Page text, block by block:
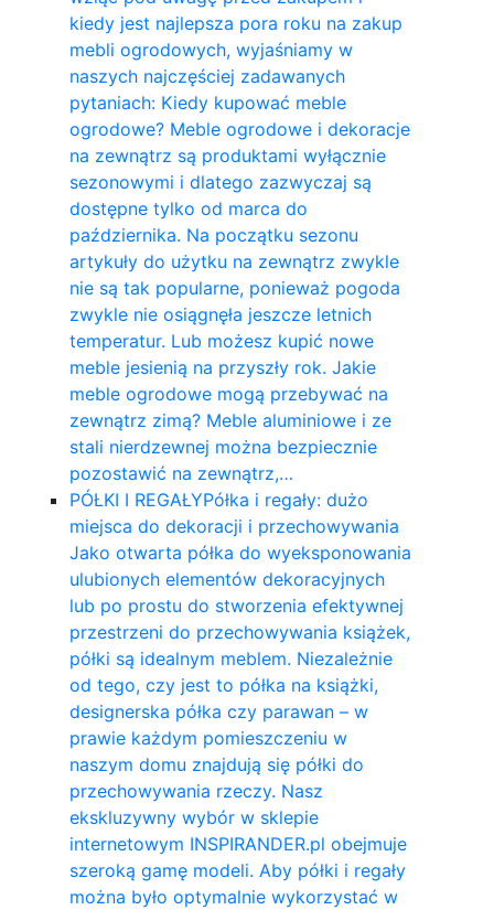
kiedy jest najlepsza pora roku na zakup
mebli ogrodowych, wyjaśniamy w
naszych najczęściej zadawanych
pytaniach: Kiedy kupować meble
ogrodowe? Meble ogrodowe i dekoracje
na zewnątrz są produktami wyłącznie
sezonowymi i dlatego zazwyczaj są
dostępne tylko od marca do
października. Na początku sezonu
artykuły do ​​użytku na zewnątrz zwykle
nie są tak popularne, ponieważ pogoda
zwykle nie osiągnęła jeszcze letnich
temperatur. Lub możesz kupić nowe
meble jesienią na przyszły rok. Jakie
meble ogrodowe mogą przebywać na
zewnątrz zimą? Meble aluminiowe i ze
stali nierdzewnej można bezpiecznie
pozostawić na zewnątrz,…
PÓŁKI I REGAŁYPółka i regały: dużo
miejsca do dekoracji i przechowywania
Jako otwarta półka do wyeksponowania
ulubionych elementów dekoracyjnych
lub po prostu do stworzenia efektywnej
przestrzeni do przechowywania książek,
półki są idealnym meblem. Niezależnie
od tego, czy jest to półka na książki,
designerska półka czy parawan – w
prawie każdym pomieszczeniu w
naszym domu znajdują się półki do
przechowywania rzeczy. Nasz
ekskluzywny wybór w sklepie
internetowym INSPIRANDER.pl obejmuje
szeroką gamę modeli. Aby półki i regały
można było optymalnie wykorzystać w